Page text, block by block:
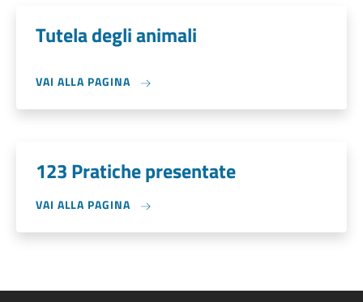
Tutela degli animali
VAI ALLA PAGINA
123 Pratiche presentate
VAI ALLA PAGINA